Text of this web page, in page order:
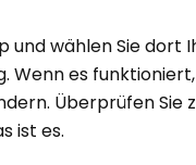
und wählen Sie dort
es
Überprüfen
ist es.